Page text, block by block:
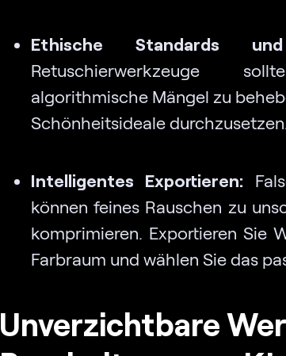
Ethische Standards und
Retuschierwerkzeuge
algorithmische Mängel zu
Schönheitsideale durchzusetzen.
Intelligentes Exportieren:
können feines Rauschen zu
komprimieren. Exportieren Sie
Farbraum und wählen Sie das
Unverzichtbare